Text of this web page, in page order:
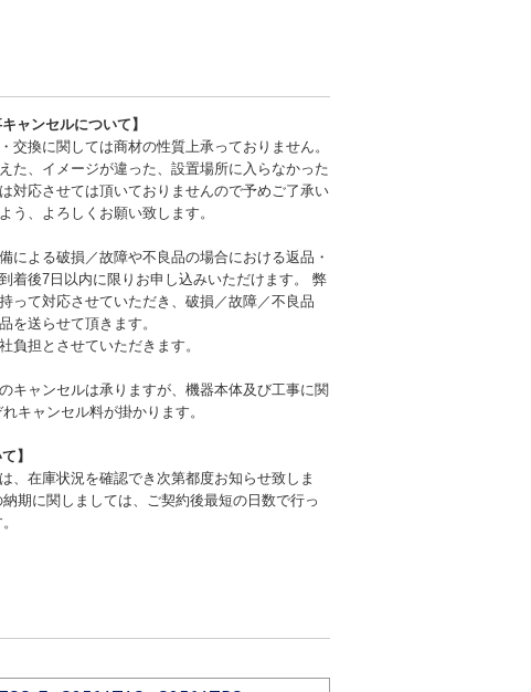
キャンセルについて】
交換に関しては商材の性質上承っておりません。
た、イメージが違った、設置場所に入らなかった
対応させては頂いておりませんので予めご了承い
う、よろしくお願い致します。
による破損／故障や不良品の場合における返品・
着後7日以内に限りお申し込みいただけます。 弊
って対応させていただき、破損／故障／不良品
を送らせて頂きます。
負担とさせていただきます。
キャンセルは承りますが、機器本体及び工事に関
キャンセル料が掛かります。
】
、在庫状況を確認でき次第都度お知らせ致しま
期に関しましては、ご契約後最短の日数で行っ